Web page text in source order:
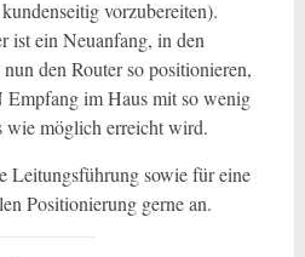
vorzubereiten).
ist ein Neuanfang, in den
den Router so positionieren,
im Haus mit so wenig
wie möglich erreicht wird.
Leitungsführung sowie für eine
Positionierung gerne an.